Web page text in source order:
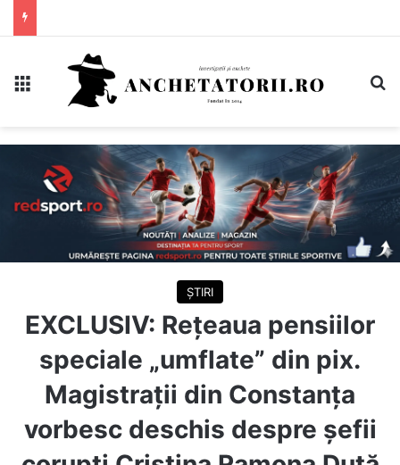
ȘTIRI
EXCLUSIV: Rețeaua pensiilor
speciale „umflate” din pix.
Magistrații din Constanța
vorbesc deschis despre șefii